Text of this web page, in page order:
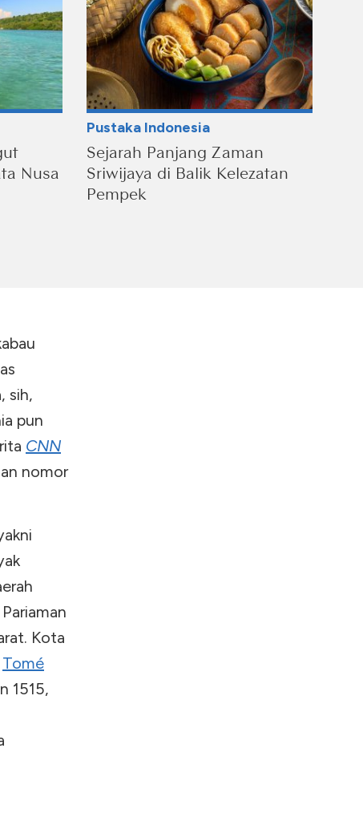
Nusa
Pustaka Indonesia
Sejarah Panjang Zaman
Sriwijaya di Balik Kelezatan
Pempek
sih,
pun
CNN
nomor
Pariaman
Kota
Tomé
1515,